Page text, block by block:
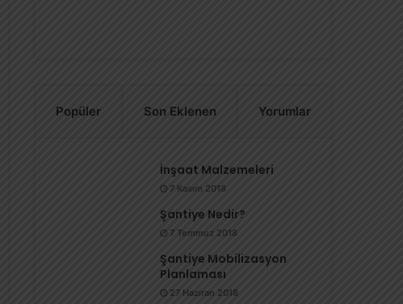
Popüler Son Eklenen Yorumlar
İnşaat Malzemeleri
7 Kasım 2018
Şantiye Nedir?
7 Temmuz 2018
Şantiye Mobilizasyon
Planlaması
27 Haziran 2018